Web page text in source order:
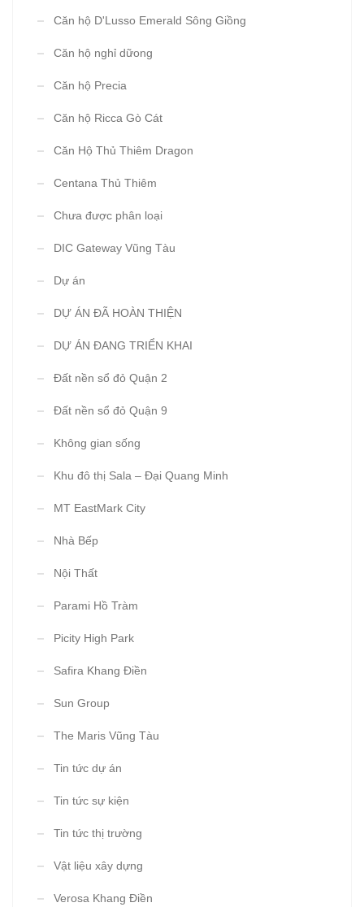
Căn hộ D'Lusso Emerald Sông Giồng
Căn hộ nghỉ dữong
Căn hộ Precia
Căn hộ Ricca Gò Cát
Căn Hộ Thủ Thiêm Dragon
Centana Thủ Thiêm
Chưa được phân loại
DIC Gateway Vũng Tàu
Dự án
DỰ ÁN ĐÃ HOÀN THIỆN
DỰ ÁN ĐANG TRIỂN KHAI
Đất nền sổ đỏ Quận 2
Đất nền sổ đỏ Quận 9
Không gian sống
Khu đô thị Sala – Đại Quang Minh
MT EastMark City
Nhà Bếp
Nội Thất
Parami Hồ Tràm
Picity High Park
Safira Khang Điền
Sun Group
The Maris Vũng Tàu
Tin tức dự án
Tin tức sự kiện
Tin tức thị trường
Vật liệu xây dựng
Verosa Khang Điền